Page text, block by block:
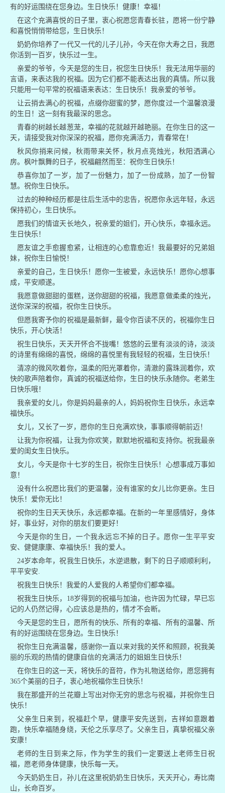
有的好运围绕在您身边。生日快乐！健康！幸福！
在这个充满喜悦的日子里，衷心祝愿您青春长驻，愿将一份宁静
和喜悦悄悄带给您，生日快乐！
奶奶你培养了一代又一代的儿子儿孙，今天在你大寿之日，我愿
你活到一百岁，快乐过一生。
亲爱的爷爷，今天是您的生日，祝您生日快乐！我无法用华丽的
言语，来表达我的祝福。因为它们都不能表达出我的真情。所以我
只能用一句平常的祝福语来表达：生日快乐！我亲爱的爷爷。
让云捎去满心的祝福，点缀你甜蜜的梦，愿你度过一个温馨浪漫
的生日！这一刻有我最深的思念。
青春的树越长越葱茏，幸福的花就越开越艳丽。在你生日的这一
天，请接受我对你深深的祝福，愿你充满活力，青春常在！
秋风你捎来问候，秋雨带来关怀，秋月点亮烛光，秋阳洒满心
房。枫叶飘舞的日子，祝福翩然而至：祝你生日快乐！
恭喜你加了一岁，加了一份魅力，加了一份成熟，加了一份智
慧。祝你生日快乐。
过去的种种经历都是往后生活中的忠告，祝愿你永远年轻，永远
保持初心，生日快乐。
愿我们的情谊天长地久，祝亲爱的姐们，开心快乐，幸福永远。
生日快乐！
愿友谊之手愈握愈紧，让相连的心愈靠愈近！我最要好的兄弟姐
妹，祝你生日愉悦！
亲爱的自己，生日快乐！愿你一生被爱，永远快乐！愿你心想事
成，平安顺遂。
我愿意做甜甜的蛋糕，送你甜甜的祝福，我愿意做柔柔的烛光，
送你深深的祝福，祝你生日快乐。
但愿我寄予你的祝福是最新鲜，最令你百读不厌的，祝福你生日
快乐，开心快活！
祝生日快乐，天天开怀合不拢嘴！悠悠的云里有淡淡的诗，淡淡
的诗里有绵绵的喜悦，绵绵的喜悦里有我轻轻的祝福，生日快乐！
清凉的微风吹着你，温柔的阳光罩着你，清澈的露珠润着你，欢
快的歌声陪着你，真诚的祝福送给你，生日的快乐永随你。老弟生
日快乐哦！
我亲爱的女儿，你是妈妈最亲的人，妈妈祝你生日快乐，永远幸
福快乐。
女儿，又长了一岁，愿你的生日充满欢快，事事顺得朝前迈！
让我为你祝福，让我为你欢笑，默默地祝福和支持你。祝我最亲
爱的闺女生日快乐。
女儿，今天是你十七岁的生日，祝你生日快乐！心想事成万事如
意！
没有什么祝愿比我们的更温馨，没有谁家的女儿比你更亲。生日
快乐！爱你无比！
祝你的生日天天快乐，永远都幸福。在新的一年里感情好，身体
好，事业好，对你的朋友们要更好！
今天是你的生日，一个我永远忘不掉的日子。愿你一生平平安
安、健健康康、幸福快乐！我的爱人。
24岁本命年，祝我生日快乐，水逆退散，剩下的日子顺顺利利，
平平安安.
祝我生日快乐！我爱的人爱我的人希望你们都幸福。
祝我生日快乐，18岁得到的祝福与加油，也许因为忙碌，早已忘
记的人仍然记得，心应该总是热的，情才不会断。
今天是您的生日，愿所有的快乐、所有的幸福、所有的温馨、所
有的好运围绕在您身边。生日快乐！
祝你生日充满温馨，感谢你一直以来对我的关怀和照顾，祝我美
丽的乐观的热情的健康自信的充满活力的姐姐生日快乐！
在你生日的这一天，将快乐的音符，作为礼物送给你，愿您拥有
365个美丽的日子，衷心地祝福你生日快乐！
我在那盛开的兰花瓣上写出对你无穷的思念与祝福，并祝你生日
快乐！
父亲生日来到，祝福赶个早，健康平安先送到，吉祥如意跟着
跑，快乐幸福随身绕，天伦之乐享尽了。父亲生日，真挚祝福父亲
安康！
老师的生日到来之际，作为学生的我们一定要送上老师生日祝
福，愿老师身体健康，快乐每一天。
今天奶奶生日，孙儿在这里祝奶奶生日快乐，天天开心，寿比南
山，长命百岁。